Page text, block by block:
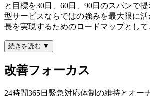
と目標を30日、60日、90日のスパンで
型サービスならではの強みを最大限に
長を実現するためのロードマップとして
続きを読む ▼
改善フォーカス
24時間365日緊急対応体制の維持とオー